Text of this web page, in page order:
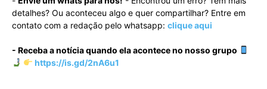
detalhes? Ou aconteceu algo e quer compartilhar? Entre em
contato com a redação pelo whatsapp: clique aqui
- Receba a notícia quando ela acontece no nosso grupo
https://is.gd/2nA6u1